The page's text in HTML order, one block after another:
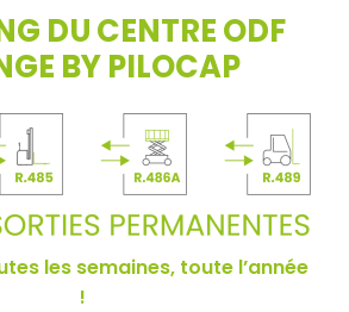
DU CENTRE ODF
BY PILOCAP
les semaines, toute l’année
!